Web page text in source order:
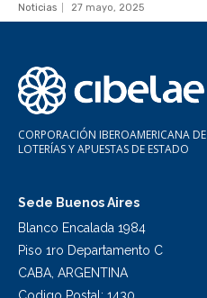
Noticias 27 mayo, 2025
CORPORACIÓN IBEROAMERICANA DE
LOTERÍAS Y APUESTAS DE ESTADO
Sede Buenos Aires
Blanco Encalada 1984
Piso 1ro Departamento C
CABA, ARGENTINA
Codigo Postal: 1430